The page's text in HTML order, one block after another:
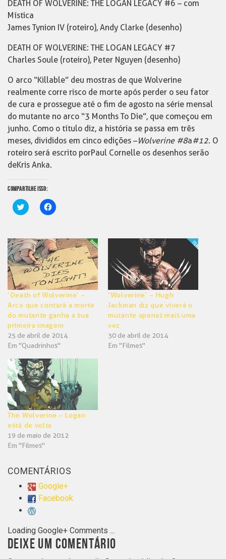
DEATH OF WOLVERINE: THE LOGAN LEGACY #6 – com
Mística
James Tynion IV (roteiro), Andy Clarke (desenho)
DEATH OF WOLVERINE: THE LOGAN LEGACY #7
Charles Soule (roteiro), Peter Nguyen (desenho)
O arco “Killable” deu mostras de que Wolverine
realmente corre risco de morte após perder o seu fator
de cura e prossegue até o fim de agosto na série mensal
do mutante no arco “3 Months To Die”, que começou em
junho. Como o título diz, a história se passa em três
meses, divididos em cinco edições –Wolverine #8a#12. O
roteiro será escrito por Paul Cornell e os desenhos serão
de Kris Anka.
COMPARTILHE ISSO:
Clique
para
em
nova
janela)
Clique
para
em
nova
janela)
‘Death of Wolverine’ –
Arco que contará a morte
do mutante ganha a sua
primeira imagem
25 de abril de 2014
Em "Quadrinhos"
‘Wolverine’ – Hugh
Jackman diz que viverá o
mutante apenas mais uma
vez
30 de abril de 2014
Em "Filmes"
The Wolverine – Logan
está de volta
19 de maio de 2012
Em "Filmes"
COMENTÁRIOS
Google+
Facebook
Loading Google+ Comments ...
DEIXE UM COMENTÁRIO